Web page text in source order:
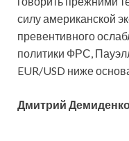
силу американской
превентивного
политики ФРС,
EUR/USD ниже
Дмитрий